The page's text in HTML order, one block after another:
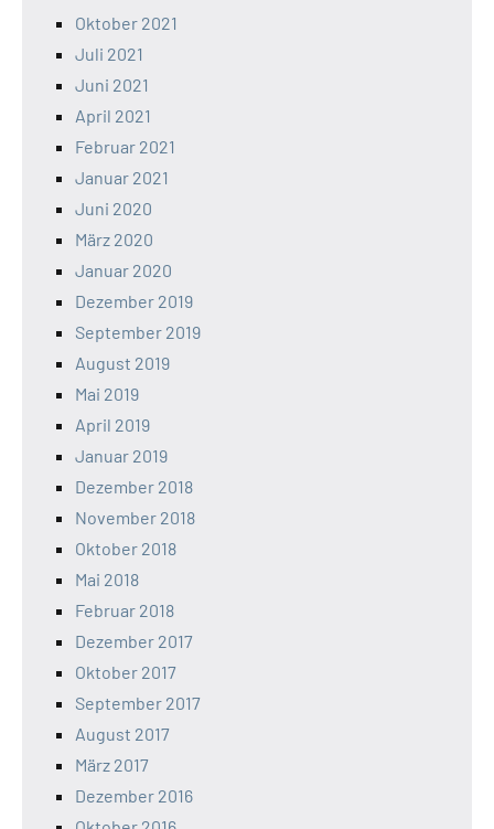
Oktober 2021
Juli 2021
Juni 2021
April 2021
Februar 2021
Januar 2021
Juni 2020
März 2020
Januar 2020
Dezember 2019
September 2019
August 2019
Mai 2019
April 2019
Januar 2019
Dezember 2018
November 2018
Oktober 2018
Mai 2018
Februar 2018
Dezember 2017
Oktober 2017
September 2017
August 2017
März 2017
Dezember 2016